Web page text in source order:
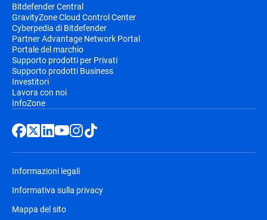
Bitdefender Central
GravityZone Cloud Control Center
Cyberpedia di Bitdefender
Partner Advantage Network Portal
Portale del marchio
Supporto prodotti per Privati
Supporto prodotti Business
Investitori
Lavora con noi
InfoZone
Informazioni legali
Informativa sulla privacy
Mappa del sito